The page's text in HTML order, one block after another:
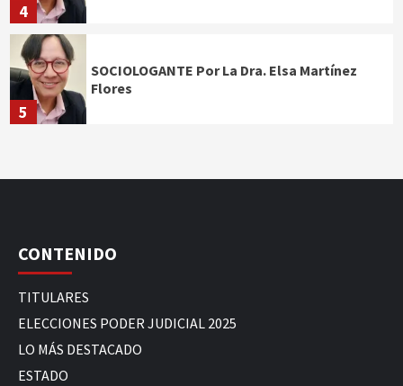
4
5
SOCIOLOGANTE Por La Dra. Elsa Martínez
Flores
CONTENIDO
TITULARES
ELECCIONES PODER JUDICIAL 2025
LO MÁS DESTACADO
ESTADO